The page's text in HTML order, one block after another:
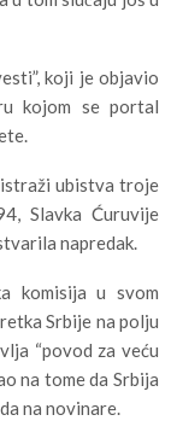
koji je objavio
kojom se portal
istraži ubistva troje
Slavka Ćuruvije
napredak.
komisija u svom
Srbije na polju
“povod za veću
na tome da Srbija
na novinare.